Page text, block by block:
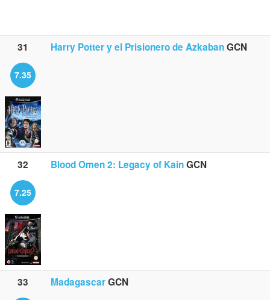
31 Harry Potter y el Prisionero de AzkabanGCN
7.35
32 Blood Omen 2: Legacy of KainGCN
7.25
33 MadagascarGCN